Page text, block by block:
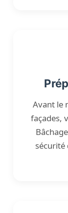
Avant le
façades,